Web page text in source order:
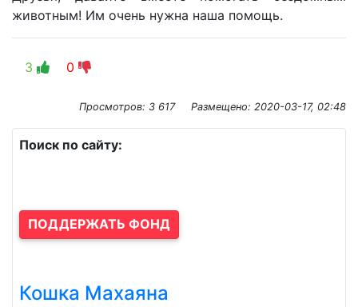
животным! Им очень нужна наша помощь.
3 0
Просмотров: 3 617 Размещено: 2020-03-17, 02:48
Поиск по сайту:
ПОДДЕРЖАТЬ ФОНД
Кошка Махаяна